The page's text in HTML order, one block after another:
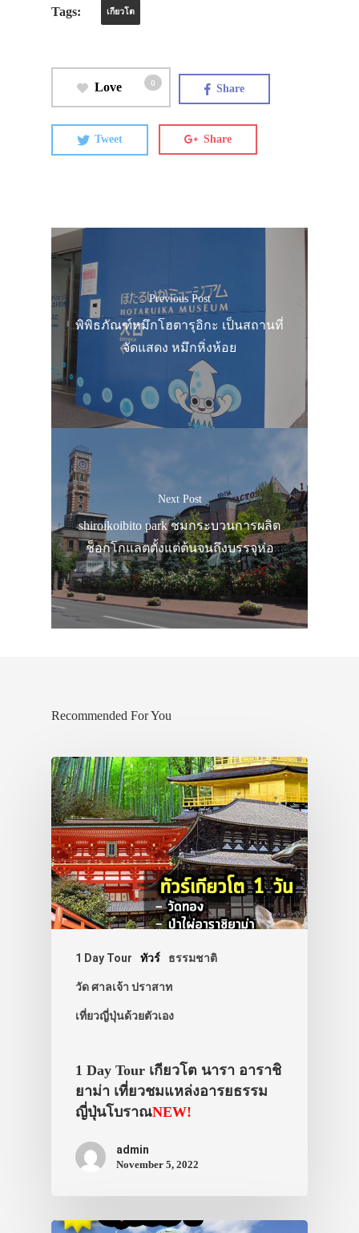
Tags: เกียวโต
Love 0 Share
Tweet Share
Previous Post
พิพิธภัณฑ์หมึกโฮตารุอิกะ เป็นสถานที่
จัดแสดง หมึกหิ่งห้อย
Next Post
shiroikoibito park ชมกระบวนการผลิต
ช็อกโกแลตตั้งแต่ต้นจนถึงบรรจุห่อ
Recommended For You
1 Day Tour ทัวร์ ธรรมชาติ
วัด ศาลเจ้า ปราสาท
เที่ยวญี่ปุ่นด้วยตัวเอง
1 Day Tour เกียวโต นารา อาราชิ
ยาม่า เที่ยวชมแหล่งอารยธรรม
ญี่ปุ่นโบราณNEW!
admin
November 5, 2022
เที่ยวญี่ปุ่นด้ว